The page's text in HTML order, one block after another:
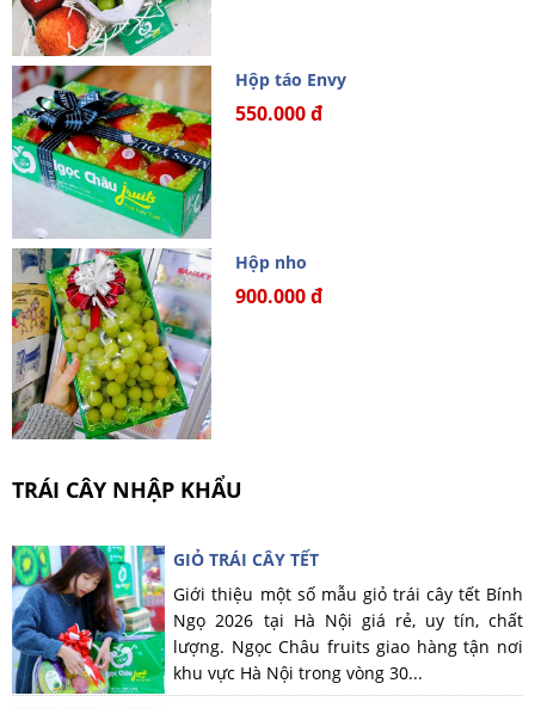
Hộp táo Envy
550.000 đ
Hộp nho
900.000 đ
TRÁI CÂY NHẬP KHẨU
GIỎ TRÁI CÂY TẾT
Giới thiệu một số mẫu giỏ trái cây tết Bính
Ngọ 2026 tại Hà Nội giá rẻ, uy tín, chất
lượng. Ngọc Châu fruits giao hàng tận nơi
khu vực Hà Nội trong vòng 30...